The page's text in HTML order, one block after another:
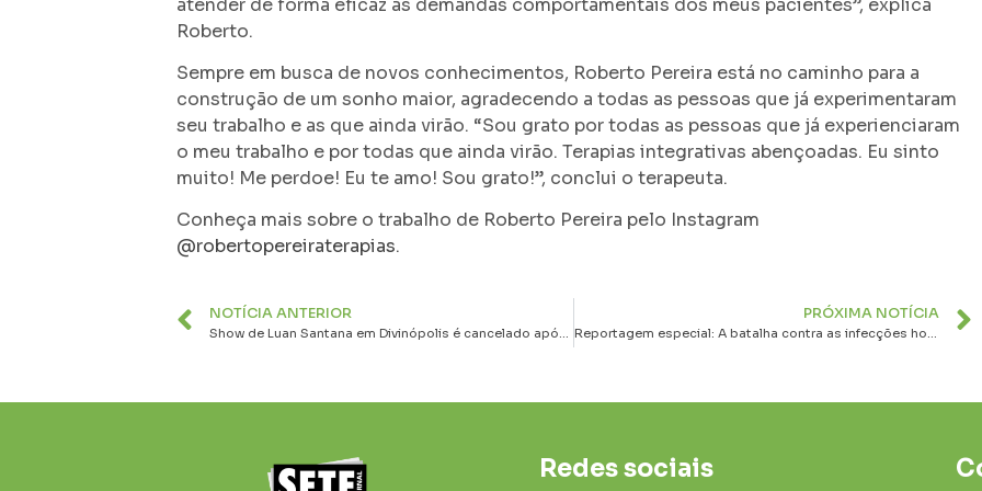
Roberto.
Sempre em busca de novos conhecimentos, Roberto Pereira está no caminho para a
construção de um sonho maior, agradecendo a todas as pessoas que já experimentaram
seu trabalho e as que ainda virão. “Sou grato por todas as pessoas que já experienciaram
o meu trabalho e por todas que ainda virão. Terapias integrativas abençoadas. Eu sinto
muito! Me perdoe! Eu te amo! Sou grato!”, conclui o terapeuta.
Conheça mais sobre o trabalho de Roberto Pereira pelo Instagram
@robertopereiraterapias.
NOTÍCIA ANTERIOR PRÓXIMA NOTÍCIA
Redes sociais